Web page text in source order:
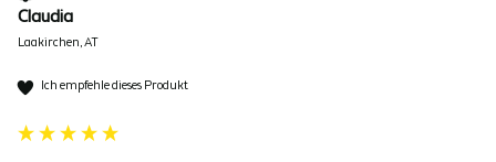
Claudia
Laakirchen, AT
Ich empfehle dieses Produkt